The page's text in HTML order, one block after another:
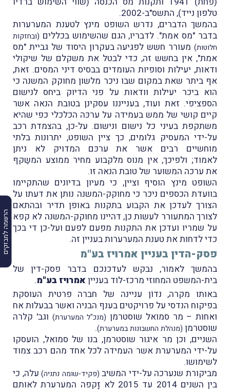
הרשמה למבזקים
טלפון נייד), התשס"ב-2002.
בהמשך הדברים, נדרש השופט מינץ לטענת המערערות
בדבר "מס אמת". לדבריו, הגם שהשימוש בכללים (ובחזקות
חלוטות) מעורר חשש לפגיעה בעקרון היסוד של גביית "מס
אמת", אין בחשש זה, כדי לבטל את משקלם של שיקולי
ודאות, יעילות וסופיות העומדים בבסיס דיני המסים. זאת,
אף ביתר שאת במקום שבו ניכר מלשון מחוקק המשנה כי
הוא ביכר יעילות וודאות על פני הדיוק ביחס לנישום
הספציפי. זאת ועוד, בענייננו עסקינן בטובת הנאה אשר
קיים קושי של ממש בעמידה על ערכּה הכלכלי כפי שהיא
משתקפת בעיני כל נישום ונישום. על-כן, בהצמדת רכב
על-ידי המעסיק גלומים, כך ציין השופט, יתרונות בלתי
מוחשיים רבים אשר את ערכּם המדויק לא ניתן
לאמוד; ולפיכך, אין מנוס מלקבוע מחיר ממוצע המשַקף
את ערכה המשוער של טובת הנאה זו.
השופט מינץ הוסיף וציין, כי מעיון בדיונים שהתקיימו
בוועדת הכספים ניכר כי מחוקק-המשנה נותן את דעתו על
הצורך לעדכן את הקבוע בתקנות באופן תדיר ובהתאם
לצורך המתעורר לעשות כן, דהיינו מחוקק-המשנה לא קפא
על שמריו ועדכן את התקנות מפעם לפעם ועל-כן די בכך
כדי לדחות את טענת המערערות בעניין זה.
פסק-הדין בעניין אמרויז בע"מ
בהמשך לאמור, נבקש לעדכנכם בדבר פסק-דין של
בית-המשפט המחוזי מרכז-לוד בעניין אמרויז בע"מ.
באותו מקרה, נדוֹן עניינה של חברה פרטית העוסקת
בפיקוח הנדסי על פרויקטים בענף הבניה ואשר בבעלות אח
ואחות – מר סמואל שוסטרמן (מנכ"ל המערערת) וגב' קלרה
שוסטרמן (מנהלת החשבונות במערערת).
השניים, וכן מר איגור שוסטרמן, בנו של סמואל, הועסקו
על-ידי המערערת אשר העמידה לכל אחד מהם רכב צמוד
לשימושו.
מביקורת שנערכה על-ידי המשיב (פקיד-שומה נתניה)עלה, כי
בין השנים 2014 עד 2015 לא זָקפה המערערת לאותם